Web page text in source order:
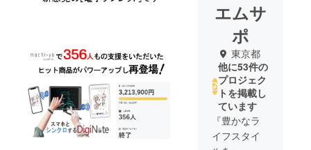
エムサ
ポ
東京都
他に53件の
プロジェク
トを掲載し
ています
『豊かなラ
イフスタイ